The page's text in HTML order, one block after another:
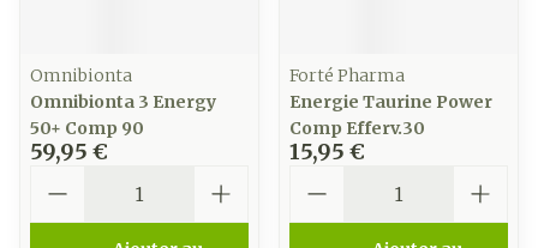
Omnibionta
Omnibionta 3 Energy
50+ Comp 90
59,95 €
Forté Pharma
Energie Taurine Power
Comp Efferv.30
15,95 €